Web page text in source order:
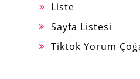
Liste
Sayfa Listesi
Tiktok Yorum